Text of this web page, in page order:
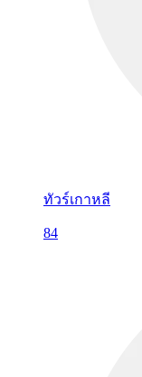
ทัวร์เกาหลี
84